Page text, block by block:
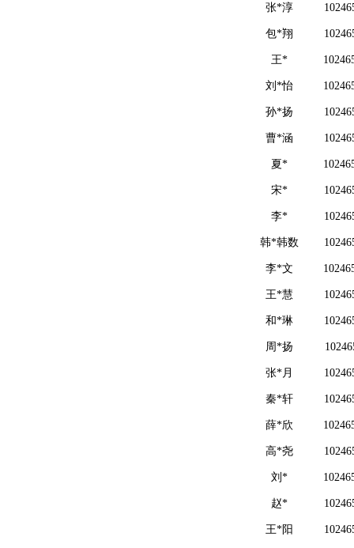
张*淳
包*翔
王*
刘*怡
孙*扬
曹*涵
夏*
宋*
李*
韩*韩数
李*文
王*慧
和*琳
周*扬
张*月
秦*轩
薛*欣
高*尧
刘*
赵*
王*阳